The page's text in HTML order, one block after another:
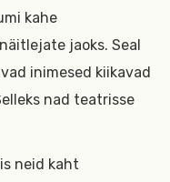
kahe
jaoks. Seal
inimesed kiikavad
nad teatrisse
neid kaht